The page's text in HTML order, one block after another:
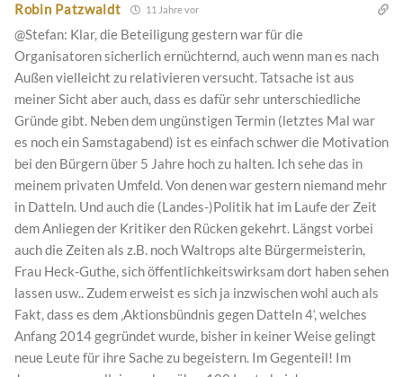
Robin Patzwaldt 11 Jahre vor
@Stefan: Klar, die Beteiligung gestern war für die
Organisatoren sicherlich ernüchternd, auch wenn man es nach
Außen vielleicht zu relativieren versucht. Tatsache ist aus
meiner Sicht aber auch, dass es dafür sehr unterschiedliche
Gründe gibt. Neben dem ungünstigen Termin (letztes Mal war
es noch ein Samstagabend) ist es einfach schwer die Motivation
bei den Bürgern über 5 Jahre hoch zu halten. Ich sehe das in
meinem privaten Umfeld. Von denen war gestern niemand mehr
in Datteln. Und auch die (Landes-)Politik hat im Laufe der Zeit
dem Anliegen der Kritiker den Rücken gekehrt. Längst vorbei
auch die Zeiten als z.B. noch Waltrops alte Bürgermeisterin,
Frau Heck-Guthe, sich öffentlichkeitswirksam dort haben sehen
lassen usw.. Zudem erweist es sich ja inzwischen wohl auch als
Fakt, dass es dem ‚Aktionsbündnis gegen Datteln 4‘, welches
Anfang 2014 gegründet wurde, bisher in keiner Weise gelingt
neue Leute für ihre Sache zu begeistern. Im Gegenteil! Im